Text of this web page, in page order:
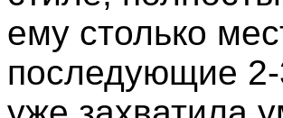
ему столько
последующие 2-